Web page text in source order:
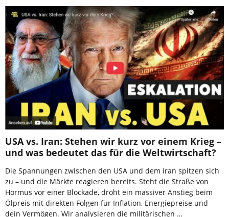
USA vs. Iran: Stehen wir kurz vor einem Krieg –
und was bedeutet das für die Weltwirtschaft?
Die Spannungen zwischen den USA und dem Iran spitzen sich
zu – und die Märkte reagieren bereits. Steht die Straße von
Hormus vor einer Blockade, droht ein massiver Anstieg beim
Ölpreis mit direkten Folgen für Inflation, Energiepreise und
dein Vermögen. Wir analysieren die militärischen …